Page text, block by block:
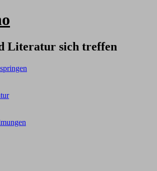
Literatur sich treffen